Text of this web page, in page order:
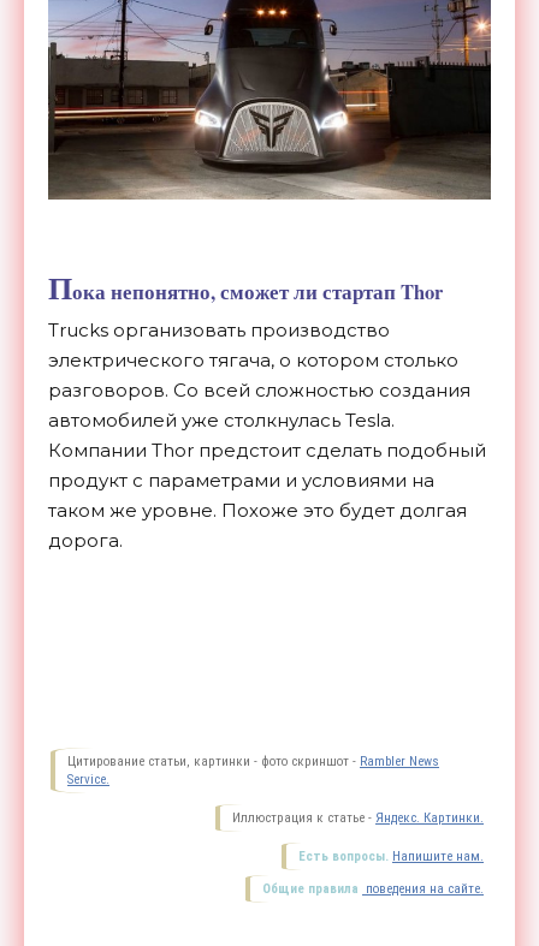
Пока непонятно, сможет ли стартап Thor
Trucks организовать производство
электрического тягача, о котором столько
разговоров. Со всей сложностью создания
автомобилей уже столкнулась Tesla.
Компании Thor предстоит сделать подобный
продукт с параметрами и условиями на
таком же уровне. Похоже это будет долгая
дорога.
Цитирование статьи, картинки - фото скриншот - Rambler News
Service.
Иллюстрация к статье - Яндекс. Картинки.
Есть вопросы. Напишите нам.
Общие правила поведения на сайте.